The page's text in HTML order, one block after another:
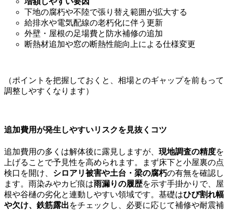
下地の腐朽や不陸で張り替え範囲が拡大する
給排水や電気配線の老朽化に伴う更新
外壁・屋根の足場費と防水補修の追加
断熱材追加や窓の断熱性能向上による仕様変更
（ポイントを把握しておくと、相場とのギャップを前もって
調整しやすくなります）
追加費用が発生しやすいリスクを見抜くコツ
追加費用の多くは解体後に露見しますが、 現地調査の精度を
上げることで予見性を高められます。まず床下と小屋裏の点
検口を開け、 シロアリ被害や土台・梁の腐朽の有無を確認し
ます。雨染みやカビ痕は雨漏りの履歴を示す手掛かりで、屋
根や谷樋の劣化と連動しやすい領域です。基礎はひび割れ幅
や欠け、鉄筋露出をチェックし、必要に応じて補修や耐震補